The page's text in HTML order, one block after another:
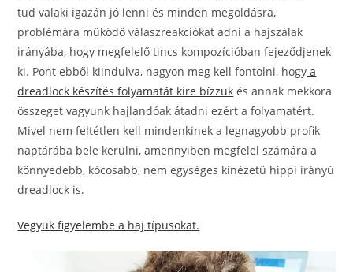
tud valaki igazán jó lenni és minden megoldásra,
problémára működő válaszreakciókat adni a hajszálak
irányába, hogy megfelelő tincs kompozícióban fejeződjenek
ki. Pont ebből kiindulva, nagyon meg kell fontolni, hogy a
dreadlock készítés folyamatát kire bízzuk és annak mekkora
összeget vagyunk hajlandóak átadni ezért a folyamatért.
Mivel nem feltétlen kell mindenkinek a legnagyobb profik
naptárába bele kerülni, amennyiben megfelel számára a
könnyedebb, kócosabb, nem egységes kinézetű hippi irányú
dreadlock is.
Vegyük figyelembe a haj típusokat.